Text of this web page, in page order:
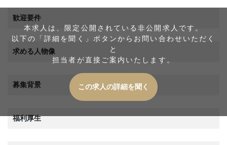
本求人は、限定公開されている非公開求人です。
以下の「詳細を聞く」ボタンからお問い合わせいただく
と
担当者が直接ご案内いたします。
この求人の詳細を聞く
歓迎要件
求める人物像
募集背景
福利厚生